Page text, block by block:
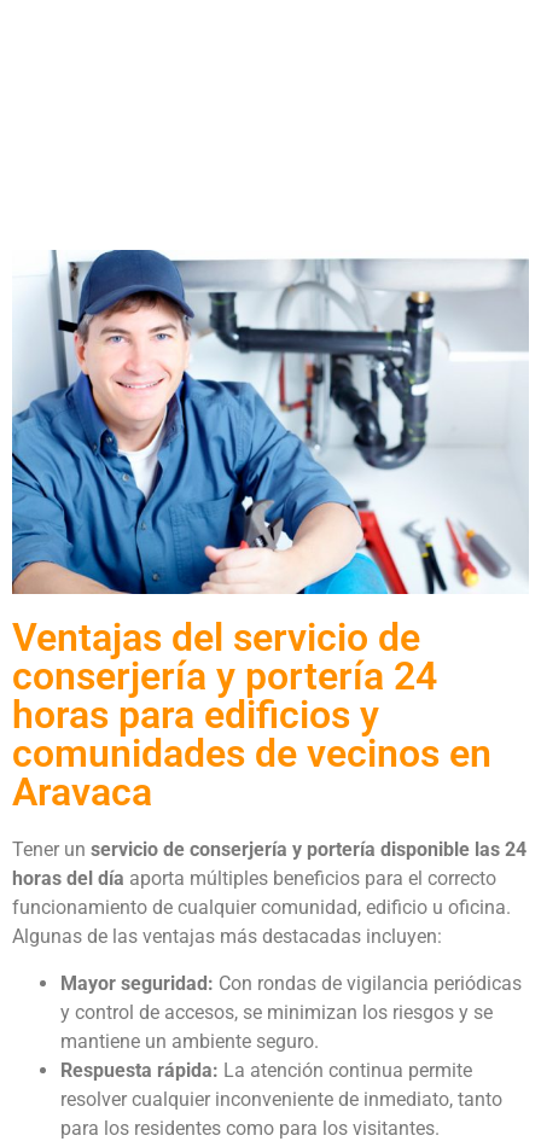
Ventajas del servicio de
conserjería y portería 24
horas para edificios y
comunidades de vecinos en
Aravaca
Tener un servicio de conserjería y portería disponible las 24
horas del día aporta múltiples beneficios para el correcto
funcionamiento de cualquier comunidad, edificio u oficina.
Algunas de las ventajas más destacadas incluyen:
Mayor seguridad: Con rondas de vigilancia periódicas
y control de accesos, se minimizan los riesgos y se
mantiene un ambiente seguro.
Respuesta rápida: La atención continua permite
resolver cualquier inconveniente de inmediato, tanto
para los residentes como para los visitantes.